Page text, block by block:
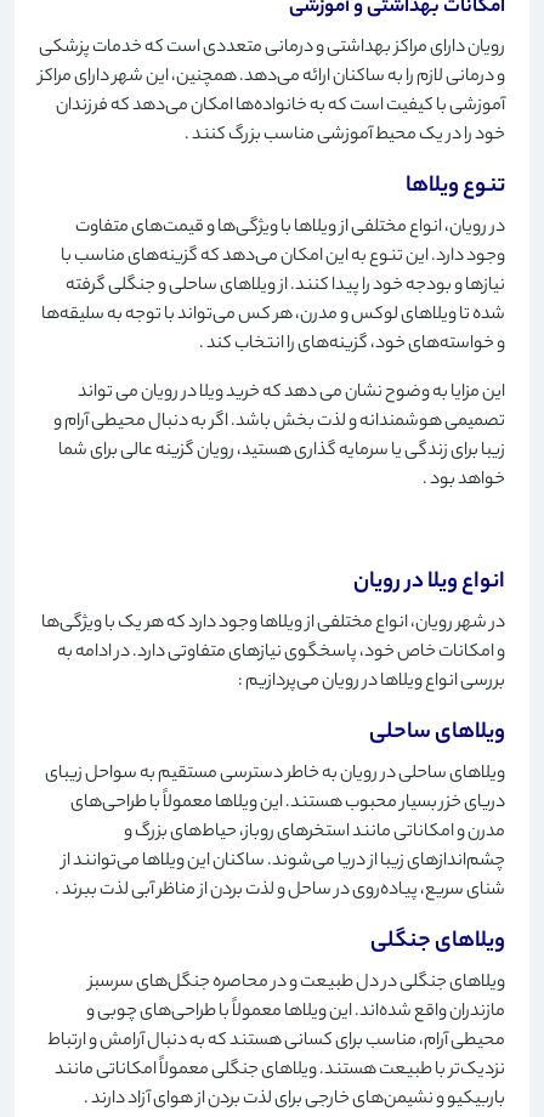
امکانات بهداشتی و آموزشی
رویان دارای مراکز بهداشتی و درمانی متعددی است که خدمات پزشکی
و درمانی لازم را به ساکنان ارائه می‌دهد. همچنین، این شهر دارای مراکز
آموزشی با کیفیت است که به خانواده‌ها امکان می‌دهد که فرزندان
خود را در یک محیط آموزشی مناسب بزرگ کنند.
تنوع ویلاها
در رویان، انواع مختلفی از ویلاها با ویژگی‌ها و قیمت‌های متفاوت
وجود دارد. این تنوع به این امکان می‌دهد که گزینه‌های مناسب با
نیازها و بودجه خود را پیدا کنند. از ویلاهای ساحلی و جنگلی گرفته
شده تا ویلاهای لوکس و مدرن، هر کس می‌تواند با توجه به سلیقه‌ها
و خواسته‌های خود، گزینه‌های را انتخاب کند.
این مزایا به وضوح نشان می دهد که خرید ویلا در رویان می تواند
تصمیمی هوشمندانه و لذت بخش باشد. اگر به دنبال محیطی آرام و
زیبا برای زندگی یا سرمایه گذاری هستید، رویان گزینه عالی برای شما
خواهد بود.
انواع ویلا در رویان
در شهر رویان، انواع مختلفی از ویلاها وجود دارد که هر یک با ویژگی‌ها
و امکانات خاص خود، پاسخگوی نیازهای متفاوتی دارد. در ادامه به
بررسی انواع ویلاها در رویان می‌پردازیم:
ویلاهای ساحلی
ویلاهای ساحلی در رویان به خاطر دسترسی مستقیم به سواحل زیبای
دریای خزر بسیار محبوب هستند. این ویلاها معمولاً با طراحی‌های
مدرن و امکاناتی مانند استخرهای روباز، حیاط‌های بزرگ و
چشم‌اندازهای زیبا از دریا می‌شوند. ساکنان این ویلاها می‌توانند از
شنای سریع، پیاده‌روی در ساحل و لذت بردن از مناظر آبی لذت ببرند.
ویلاهای جنگلی
ویلاهای جنگلی در دل طبیعت و در محاصره جنگل‌های سرسبز
مازندران واقع شده‌اند. این ویلاها معمولاً با طراحی‌های چوبی و
محیطی آرام، مناسب برای کسانی هستند که به دنبال آرامش و ارتباط
نزدیک‌تر با طبیعت هستند. ویلاهای جنگلی معمولاً امکاناتی مانند
باربیکیو و نشیمن‌های خارجی برای لذت بردن از هوای آزاد دارند.